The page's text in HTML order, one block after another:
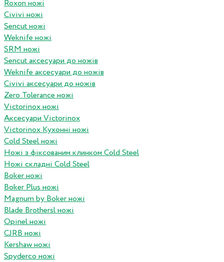
Roxon ножi
Civivi ножі
Sencut ножі
Weknife ножі
SRM ножі
Sencut аксесуари до ножів
Weknife аксесуари до ножів
Civivi аксесуари до ножів
Zero Tolerance ножі
Victorinox ножі
Аксесуари Victorinox
Victorinox Кухонні ножі
Cold Steel ножі
Ножі з фіксованим клинком Cold Steel
Ножі складні Cold Steel
Boker ножі
Boker Plus ножі
Magnum by Boker ножі
Blade Brothersl ножі
Opinel ножі
CJRB ножі
Kershaw ножі
Spyderco ножі